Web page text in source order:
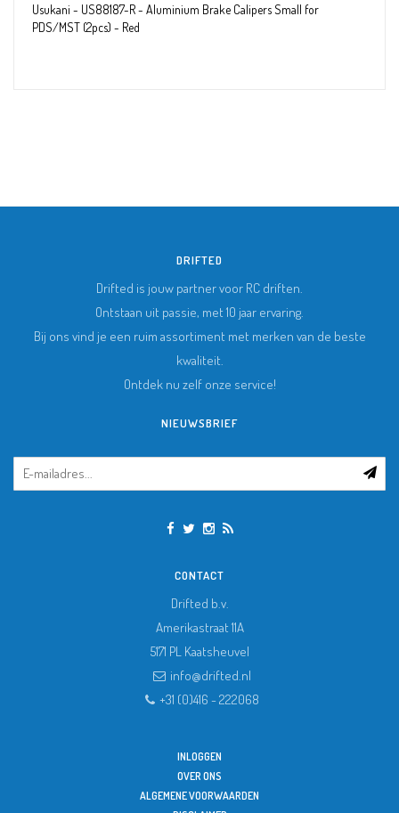
Usukani - US88187-R - Aluminium Brake Calipers Small for
PDS/MST (2pcs) - Red
DRIFTED
Drifted is jouw partner voor RC driften.
Ontstaan uit passie, met 10 jaar ervaring.
Bij ons vind je een ruim assortiment met merken van de beste
kwaliteit.
Ontdek nu zelf onze service!
NIEUWSBRIEF
CONTACT
Drifted b.v.
Amerikastraat 11A
5171 PL Kaatsheuvel
info@drifted.nl
+31 (0)416 - 222068
INLOGGEN
OVER ONS
ALGEMENE VOORWAARDEN